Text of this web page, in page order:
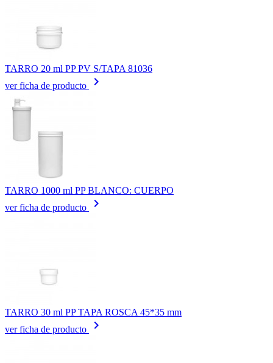
TARRO 20 ml PP PV S/TAPA 81036
ver ficha de producto
keyboard_arrow_right
TARRO 1000 ml PP BLANCO: CUERPO
ver ficha de producto
keyboard_arrow_right
TARRO 30 ml PP TAPA ROSCA 45*35 mm
ver ficha de producto
keyboard_arrow_right